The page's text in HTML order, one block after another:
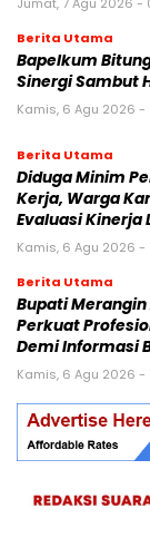
Berita Utama
Bapelkum
Sinergi Sambut
Kamis, 6 Agu 2026 -
Berita Utama
Diduga Minim
Kerja, Warga
Evaluasi Kinerja
Kamis, 6 Agu 2026 -
Berita Utama
Bupati Merangin
Perkuat
Demi Informasi
Kamis, 6 Agu 2026 -